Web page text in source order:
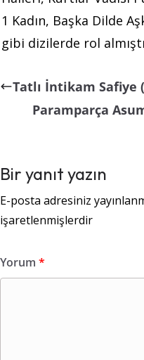
1 Kadın, Başka Dilde
gibi dizilerde rol
Tatlı İntikam Safiye
Paramparça
Bir yanıt yazın
E-posta adresiniz
işaretlenmişlerdir
Yorum *